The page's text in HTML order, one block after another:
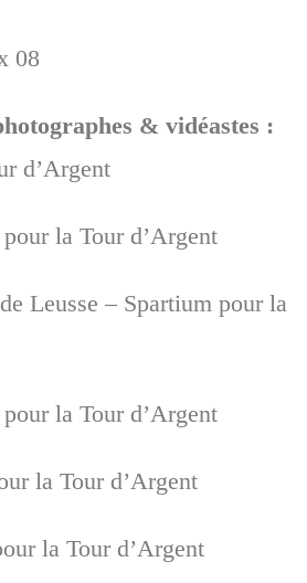
08
& vidéastes :
d’Argent
la Tour d’Argent
Leusse – Spartium pour la
la Tour d’Argent
la Tour d’Argent
la Tour d’Argent